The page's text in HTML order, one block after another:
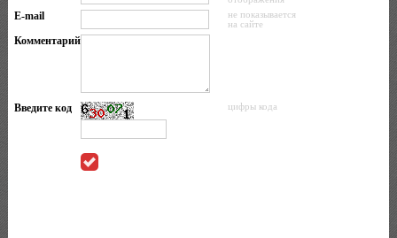
E-mail
не показывается
на сайте
Комментарий
Введите код цифры кода